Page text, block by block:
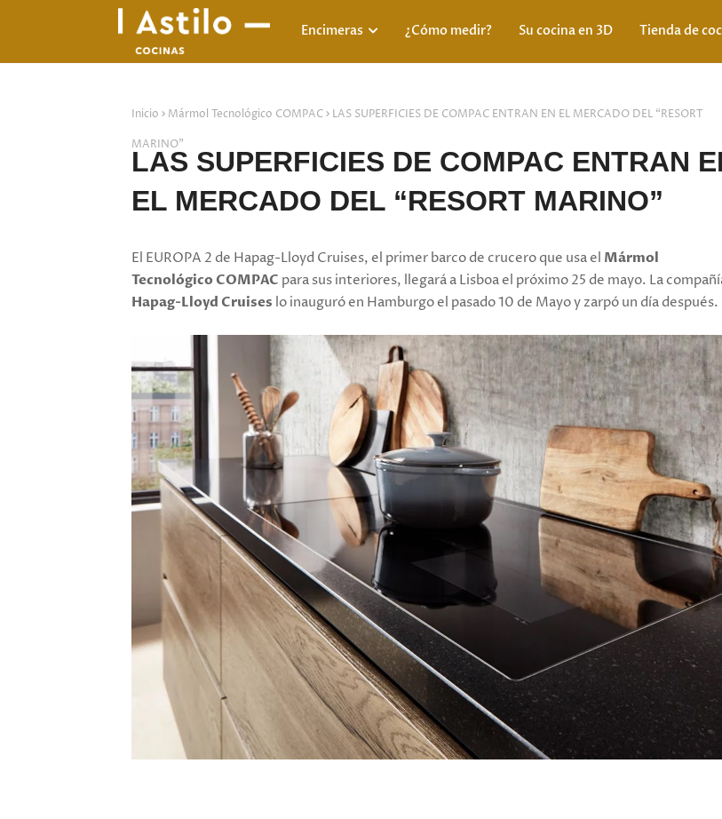
Encimeras ¿Cómo medir? Su cocina en 3D Tienda de
Inicio Mármol Tecnológico COMPAC
LAS SUPERFICIES DE COMPAC ENTRAN EN EL MERCADO DEL “RESORT
MARINO”
LAS SUPERFICIES DE COMPAC ENTRAN
EL MERCADO DEL “RESORT MARINO”
El EUROPA 2 de Hapag-Lloyd Cruises, el primer barco de crucero que usa el Mármol
Tecnológico COMPAC para sus interiores, llegará a Lisboa el próximo 25 de mayo. La
Hapag-Lloyd Cruises lo inauguró en Hamburgo el pasado 10 de Mayo y zarpó un día después.